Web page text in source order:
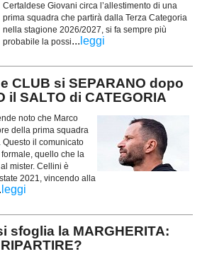
Certaldese Giovani circa l’allestimento di una
prima squadra che partirà dalla Terza Categoria
nella stagione 2026/2027, si fa sempre più
probabile la possi... leggi
CLUB si SEPARANO dopo
il SALTO di CATEGORIA
noto che Marco
della prima squadra
il comunicato
quello che la
mister. Cellini è
2021, vincendo alla
leggi
sfoglia la MARGHERITA: